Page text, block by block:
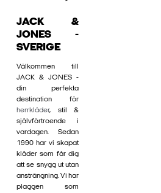
JACK &
JONES -
SVERIGE
Välkommen till
JACK & JONES -
din perfekta
destination för
herrkläder, stil &
självförtroende i
vardagen. Sedan
1990 har vi skapat
kläder som får dig
att se snygg ut utan
ansträngning. Vi har
plaggen som